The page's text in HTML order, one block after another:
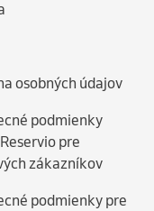
osobných údajov
podmienky
pre
zákazníkov
podmienky pre